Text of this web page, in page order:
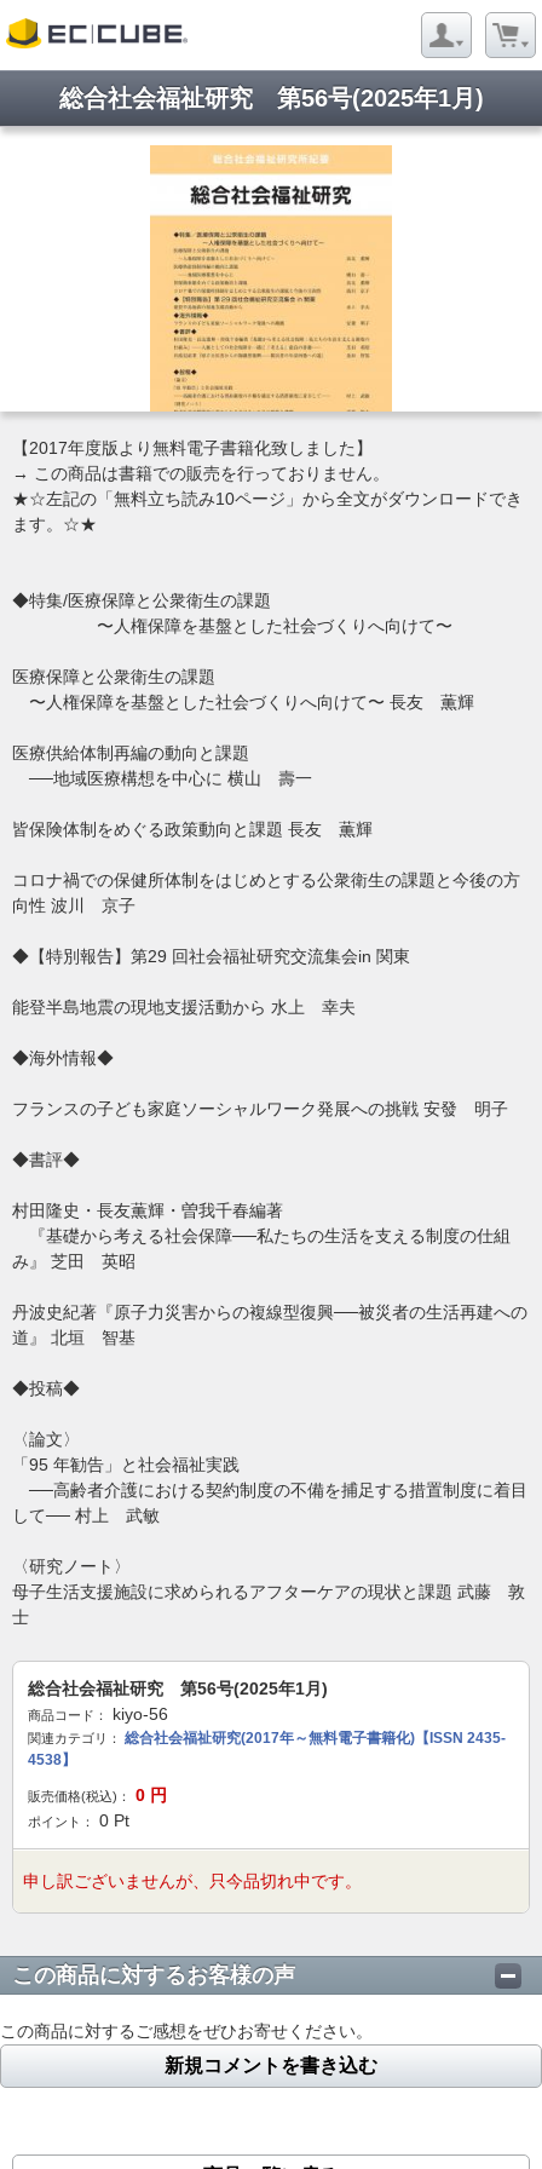
総合社会福祉研究 第56号(2025年1月)
【2017年度版より無料電子書籍化致しました】
→ この商品は書籍での販売を行っておりません。
★☆左記の「無料立ち読み10ページ」から全文がダウンロードでき
ます。☆★
◆特集/医療保障と公衆衛生の課題
〜人権保障を基盤とした社会づくりへ向けて〜
医療保障と公衆衛生の課題
〜人権保障を基盤とした社会づくりへ向けて〜 長友 薫輝
医療供給体制再編の動向と課題
──地域医療構想を中心に 横山 壽一
皆保険体制をめぐる政策動向と課題 長友 薫輝
コロナ禍での保健所体制をはじめとする公衆衛生の課題と今後の方
向性 波川 京子
◆【特別報告】第29 回社会福祉研究交流集会in 関東
能登半島地震の現地支援活動から 水上 幸夫
◆海外情報◆
フランスの子ども家庭ソーシャルワーク発展への挑戦 安發 明子
◆書評◆
村田隆史・長友薫輝・曽我千春編著
『基礎から考える社会保障──私たちの生活を支える制度の仕組
み』 芝田 英昭
丹波史紀著『原子力災害からの複線型復興──被災者の生活再建への
道』 北垣 智基
◆投稿◆
〈論文〉
「95 年勧告」と社会福祉実践
──高齢者介護における契約制度の不備を捕足する措置制度に着目
して── 村上 武敏
〈研究ノート〉
母子生活支援施設に求められるアフターケアの現状と課題 武藤 敦
士
総合社会福祉研究 第56号(2025年1月)
商品コード： kiyo-56
関連カテゴリ：
総合社会福祉研究(2017年～無料電子書籍化)【ISSN 2435-
4538】
販売価格(税込)： 0 円
ポイント： 0 Pt
申し訳ございませんが、只今品切れ中です。
この商品に対するお客様の声
この商品に対するご感想をぜひお寄せください。
新規コメントを書き込む
ようこそ ゲストさん
新規会員登録
当サイトについて お問い合わせ
特定商取引に関する表記 プライバシーポリシー
Copyright © 2005- 2026 Sqluare of welfare ONLINE All rights reserved.